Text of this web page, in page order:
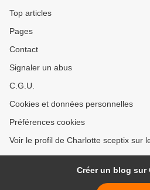
Top articles
Pages
Contact
Signaler un abus
C.G.U.
Cookies et données personnelles
Préférences cookies
Voir le profil de Charlotte sceptix sur
Créer un blog sur